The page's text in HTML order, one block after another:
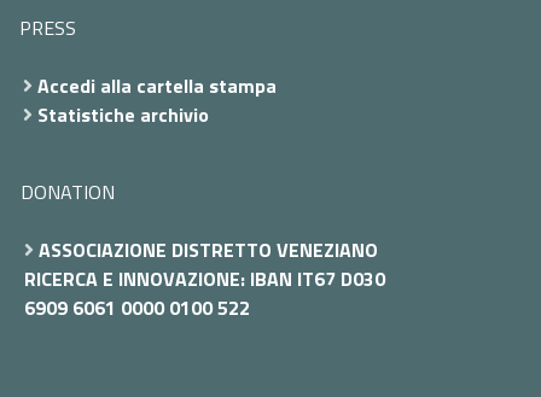
PRESS
Accedi alla cartella stampa
Statistiche archivio
DONATION
ASSOCIAZIONE DISTRETTO VENEZIANO
RICERCA E INNOVAZIONE: IBAN IT67 D030
6909 6061 0000 0100 522